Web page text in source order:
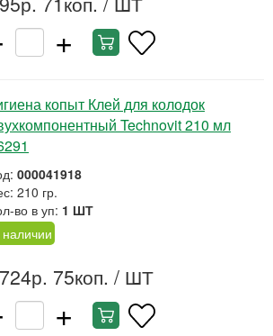
+
копыт Клей для колодок
Technovit 210 мл
000041918
210 гр.
во в уп: 1 ШТ
75коп. / ШТ
+